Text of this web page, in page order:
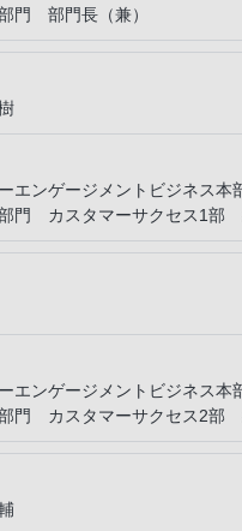
門 部門長（兼）
エンゲージメントビジネス
門 カスタマーサクセス1部
エンゲージメントビジネス
門 カスタマーサクセス2部